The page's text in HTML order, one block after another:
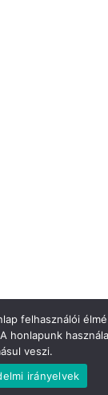
felhasználói
honlapunk
veszi.
irányelvek